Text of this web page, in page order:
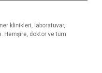
klinikleri, laboratuvar,
Hemşire, doktor ve tüm